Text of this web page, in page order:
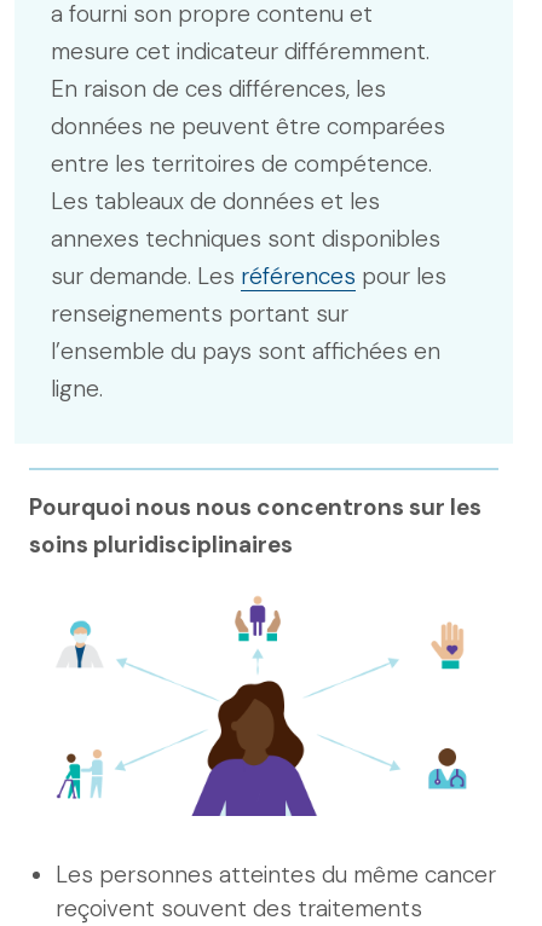
a fourni son propre contenu et
mesure cet indicateur différemment.
En raison de ces différences, les
données ne peuvent être comparées
entre les territoires de compétence.
Les tableaux de données et les
annexes techniques sont disponibles
sur demande. Les références pour les
renseignements portant sur
l’ensemble du pays sont affichées en
ligne.
Pourquoi nous nous concentrons sur les
soins pluridisciplinaires
Les personnes atteintes du même cancer
reçoivent souvent des traitements